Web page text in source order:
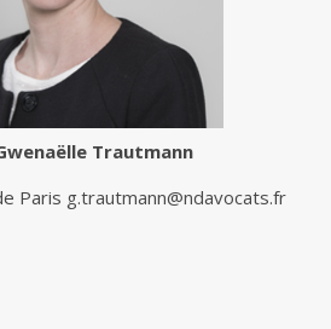
Trautmann
Paris g.trautmann@ndavocats.fr